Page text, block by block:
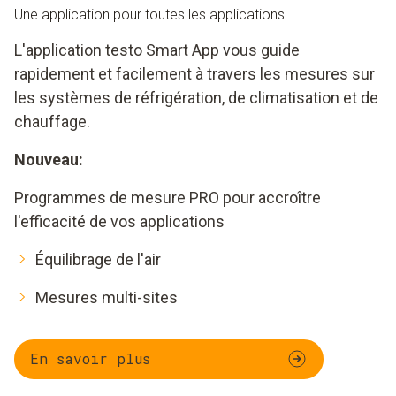
Une application pour toutes les applications
L'application testo Smart App vous guide
rapidement et facilement à travers les mesures sur
les systèmes de réfrigération, de climatisation et de
chauffage.
Nouveau:
Programmes de mesure PRO pour accroître
l'efficacité de vos applications
Équilibrage de l'air
Mesures multi-sites
En savoir plus